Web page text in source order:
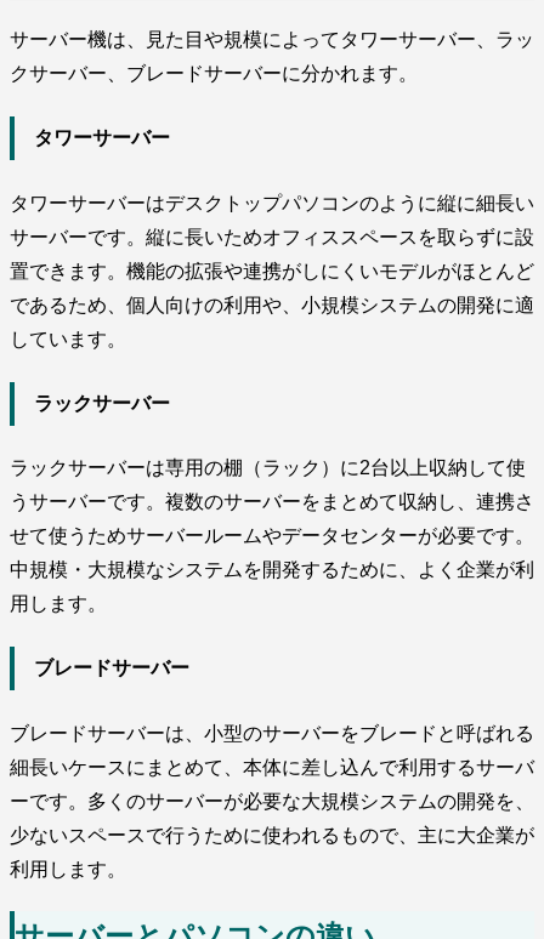
サーバー機は、見た目や規模によってタワーサーバー、ラッ
クサーバー、ブレードサーバーに分かれます。
タワーサーバー
タワーサーバーはデスクトップパソコンのように縦に細長い
サーバーです。縦に長いためオフィススペースを取らずに設
置できます。機能の拡張や連携がしにくいモデルがほとんど
であるため、個人向けの利用や、小規模システムの開発に適
しています。
ラックサーバー
ラックサーバーは専用の棚（ラック）に2台以上収納して使
うサーバーです。複数のサーバーをまとめて収納し、連携さ
せて使うためサーバールームやデータセンターが必要です。
中規模・大規模なシステムを開発するために、よく企業が利
用します。
ブレードサーバー
ブレードサーバーは、小型のサーバーをブレードと呼ばれる
細長いケースにまとめて、本体に差し込んで利用するサーバ
ーです。多くのサーバーが必要な大規模システムの開発を、
少ないスペースで行うために使われるもので、主に大企業が
利用します。